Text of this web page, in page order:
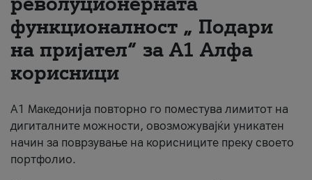
За нас
#ПодобарОнлајн
функционалност „ Подари
на пријател“ за А1 Алфа
корисници
А1 Македонија повторно го поместува лимитот на
дигиталните можности, овозможувајќи уникатен
начин за поврзување на корисниците преку своето
портфолио.